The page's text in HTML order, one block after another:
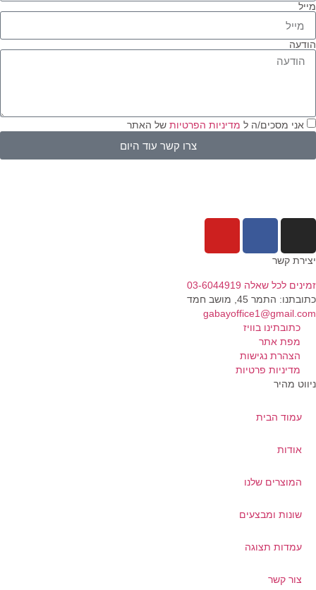
מייל
הודעה
אני מסכים/ה ל מדיניות הפרטיות של האתר
צרו קשר עוד היום
יצירת קשר
זמינים לכל שאלה 03-6044919
כתובתנו: התמר 45, מושב חמד​
gabayoffice1@gmail.com
כתובתינו בוויז
מפת אתר
הצהרת נגישות
מדיניות פרטיות
ניווט מהיר
עמוד הבית
אודות
המוצרים שלנו
שונות ומבצעים
עמדות תצוגה
צור קשר